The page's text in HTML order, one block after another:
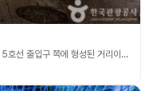
종로3가 포장마차 거리는 지하철 종로 3가역 1호선과 5호선 출입구 쪽에 형성된 거리이다. ‘종로 3가 야장 거리’라고도 부르는 곳으로 사실상 종로3가역은 거의 모든 출구마다 포차 거리가 형성되어 있다. 특히 13번 출구의 경우 포장마차 경력 20년 이상인 사장님들이 운영하고 있어 어디로 들어가든 맛집이라 할 수 있다. 북적이는 분위기와 야장의 매력 때문에 손님이 끊이질 않는다. 이른 오후에도 운영하는 곳들이 있으나 보통 저녁시간부터 새벽까지 운영한다